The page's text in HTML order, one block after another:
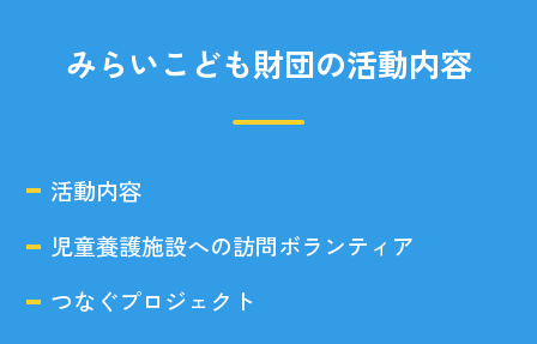
みらいこども財団の活動内容
活動内容
児童養護施設への訪問ボランティア
つなぐプロジェクト